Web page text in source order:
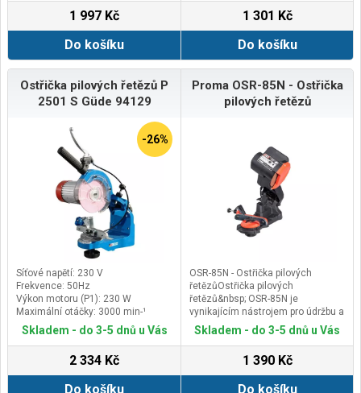
1 997 Kč
Do košíku
1 301 Kč
Do košíku
Ostřička pilových řetězů P
2501 S Güde 94129
-26%
Síťové napětí: 230 V
Frekvence: 50Hz
Výkon motoru (P1): 230 W
Maximální otáčky: 3000 min-¹
Skladem - do 3-5 dnů u Vás
2 334 Kč
Do košíku
Proma OSR-85N - Ostřička
pilových řetězů
OSR-85N - Ostřička pilových
řetězůOstřička pilových
řetězů&nbsp; OSR-85N je
vynikajícím nástrojem pro údržbu a
ostření pilových řetězů pil, Využití
najde v servisních dílnách
dřevorubců nebo domácích
dílnách majitelů řetězových
pil.&nbsp; S touto ostřičkou
dosáhnete optimálního ostření a
Skladem - do 3-5 dnů u Vás
1 390 Kč
Do košíku